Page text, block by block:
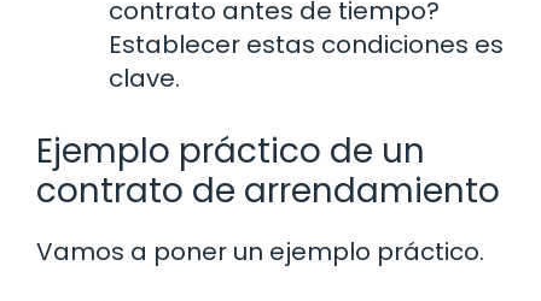
contrato antes de tiempo?
Establecer estas condiciones es
clave.
Ejemplo práctico de un
contrato de arrendamiento
Vamos a poner un ejemplo práctico.